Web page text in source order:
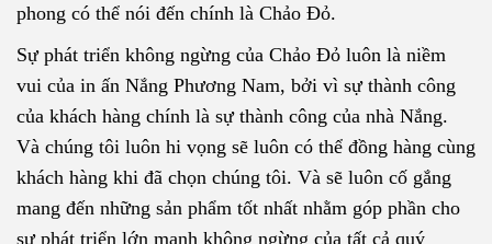
phong có thể nói đến chính là Chảo Đỏ.
Sự phát triển không ngừng của Chảo Đỏ luôn là niềm
vui của in ấn Nắng Phương Nam, bởi vì sự thành công
của khách hàng chính là sự thành công của nhà Nắng.
Và chúng tôi luôn hi vọng sẽ luôn có thể đồng hàng cùng
khách hàng khi đã chọn chúng tôi. Và sẽ luôn cố gắng
mang đến những sản phẩm tốt nhất nhằm góp phần cho
sự phát triển lớn mạnh không ngừng của tất cả quý